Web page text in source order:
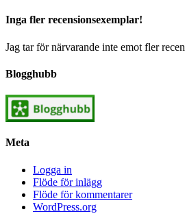
Inga fler recensionsexemplar!
Jag tar för närvarande inte emot fler
Blogghubb
Meta
Logga in
Flöde för inlägg
Flöde för kommentarer
WordPress.org